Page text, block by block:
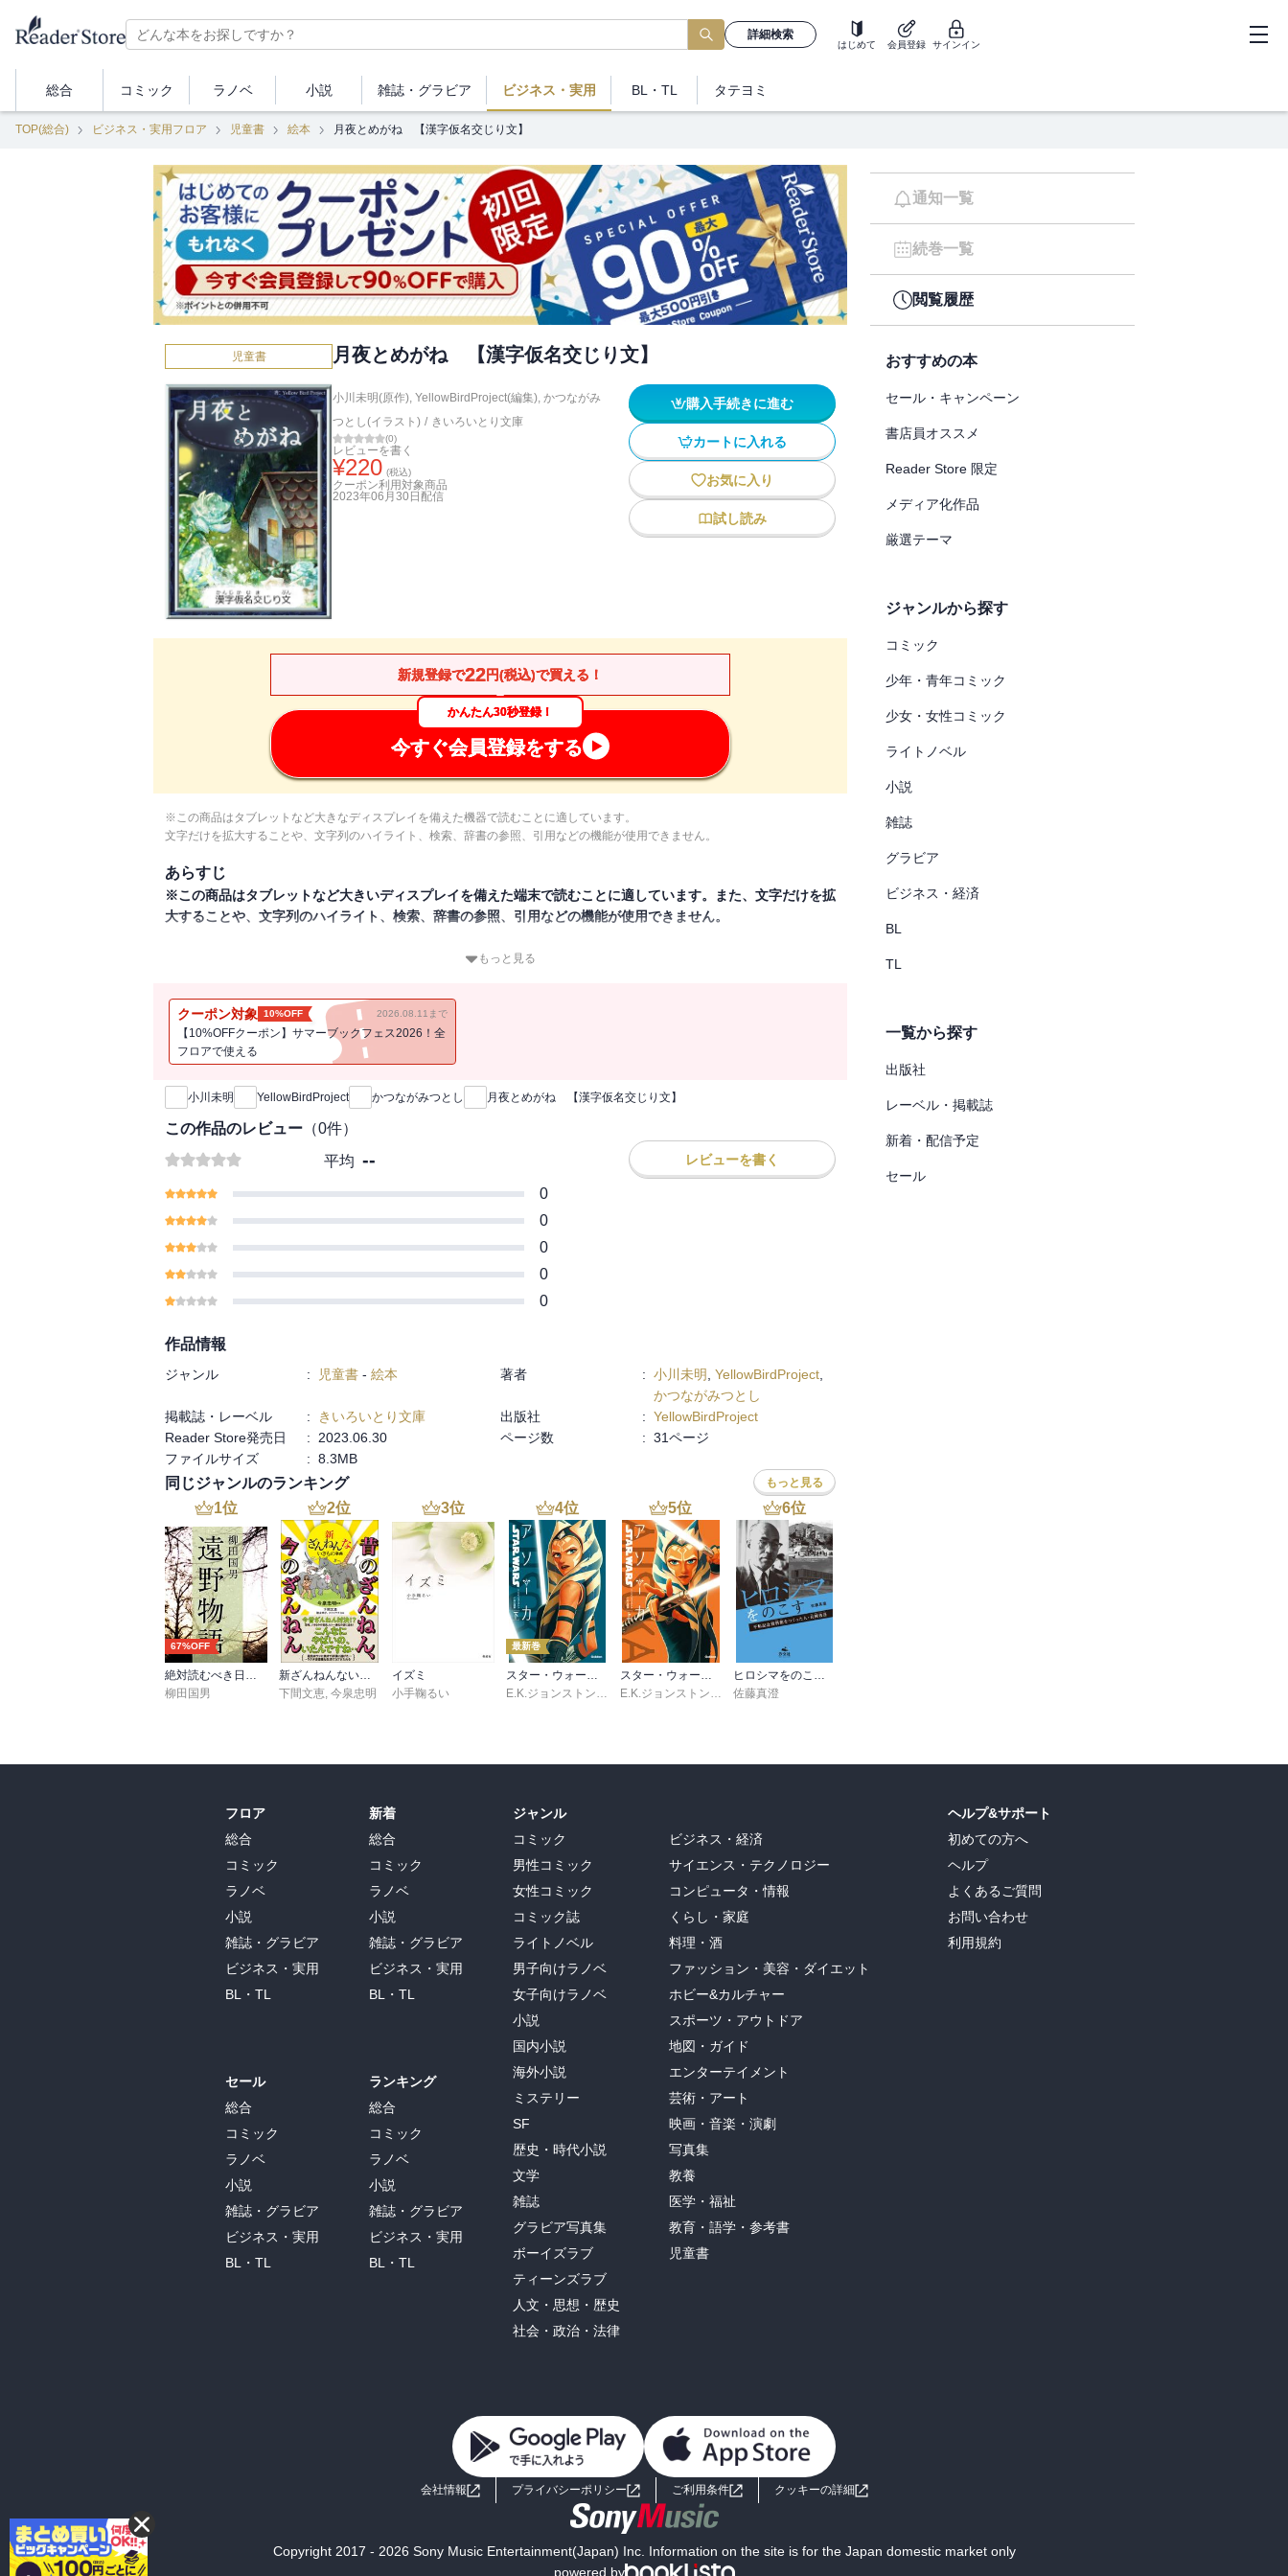
詳細検索
はじめて 会員登録 サインイン
総合 コミック ラノベ 小説 雑誌・ グラビア ビジネス ・実用 BL・TL タテヨミ
TOP(総合) ビジネス・実用フロア 児童書 絵本 月夜とめがね 【漢字仮名交じり文】
児童書 月夜とめがね 【漢字仮名交じり文】
小川未明(原作), YellowBirdProject(編集), かつながみ
つとし(イラスト) / きいろいとり文庫
(0)
レビューを書く
¥220 (税込)
クーポン利用対象商品
2023年06月30日 配信
購入手続きに進む
カートに入れる
お気に入り
試し読み
新規登録で22円(税込)で買える！
かんたん30秒登録！
今すぐ会員登録をする
※この商品はタブレットなど大きなディスプレイを備えた機器で読むことに適しています。
文字だけを拡大することや、文字列のハイライト、検索、辞書の参照、引用などの機能が使用できません。
あらすじ
※この商品はタブレットなど大きいディスプレイを備えた端末で読むことに適しています。また、文字だけを拡
大することや、文字列のハイライト、検索、辞書の参照、引用などの機能が使用できません。
きいろいとり文庫作品 その4「とある、月のきれいな夜。町外れに一人暮らすおばあさんの家に、めがね売りの
た」※本製品の言語は日本語(漢字仮名交じり文)となっております。別言語・ヴァージョンをお求めの方は、別
途お買い求めください。
もっと見る
クーポン対象 10%OFF 2026.08.11まで
【10%OFFクーポン】サマーブックフェス2026！全
フロアで使える
新刊通知
小川未明 YellowBirdProject かつながみつとし 月夜とめがね 【漢字仮名交じり文】
この作品のレビュー （0件）
平均 -- レビューを書く
0
0
0
0
0
作品情報
ジャンル : 児童書 - 絵本 著者 : 小川未明 YellowBirdProject
かつながみつとし
掲載誌・レーベル
: きいろいとり文庫 出版社 : YellowBirdProject
Reader Store発売日
: 2023.06.30 ページ数 : 31ページ
ファイルサイズ
: 8.3MB
同じジャンルのランキング もっと見る
1位
67%OFF
絶対読むべき日本の民話 遠野物語
柳田国男
2位
新ざんねんないきもの事典 昔のざんねん、今のざんねん
下間文恵, 今泉忠明
3位
イズミ
小手鞠るい
4位
最新巻
スター・ウォーズ アソーカ 下
E.K.ジョンストン
,村上清幸
5位
スター・ウォーズ アソーカ 上
E.K.ジョンストン
,村上清幸
6位
ヒロシマをのこす 平和記念資料館をつくった人・長岡省吾
佐藤真澄
通知一覧
続巻一覧
閲覧履歴
おすすめの本
セール・キャンペーン
書店員オススメ
Reader Store 限定
メディア化作品
厳選テーマ
ジャンルから探す
コミック
少年・青年コミック
少女・女性コミック
ライトノベル
小説
雑誌
グラビア
ビジネス・経済
BL
TL
一覧から探す
出版社
レーベル・掲載誌
新着・配信予定
セール
フロア
総合
コミック
ラノベ
小説
雑誌・グラビア
ビジネス・実用
BL・TL
セール
総合
コミック
ラノベ
小説
雑誌・グラビア
ビジネス・実用
BL・TL
新着
総合
コミック
ラノベ
小説
雑誌・グラビア
ビジネス・実用
BL・TL
ランキング
総合
コミック
ラノベ
小説
雑誌・グラビア
ビジネス・実用
BL・TL
ジャンル
コミック
男性コミック
女性コミック
コミック誌
ライトノベル
男子向けラノベ
女子向けラノベ
小説
国内小説
海外小説
ミステリー
SF
歴史・時代小説
文学
雑誌
グラビア写真集
ボーイズラブ
ティーンズラブ
人文・思想・歴史
社会・政治・法律
ビジネス・経済
サイエンス・テクノロジー
コンピュータ・情報
くらし・家庭
料理・酒
ファッション・美容・ダイエット
ホビー&カルチャー
スポーツ・アウトドア
地図・ガイド
エンターテイメント
芸術・アート
映画・音楽・演劇
写真集
教養
医学・福祉
教育・語学・参考書
児童書
ヘルプ&サポート
初めての方へ
ヘルプ
よくあるご質問
お問い合わせ
利用規約
会社情報 プライバシーポリシー ご利用条件 クッキーの詳細
Copyright 2017 - 2026 Sony Music Entertainment(Japan) Inc. Information on the site is for the Japan domestic market only
powered by